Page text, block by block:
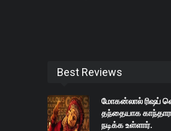
Best Reviews
மோகன்லால் ரிஷப்
தந்தையாக
நடிக்க உள்ளார்.